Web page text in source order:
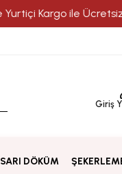
ile Ücretsiz
Giriş
SARI DÖKÜM